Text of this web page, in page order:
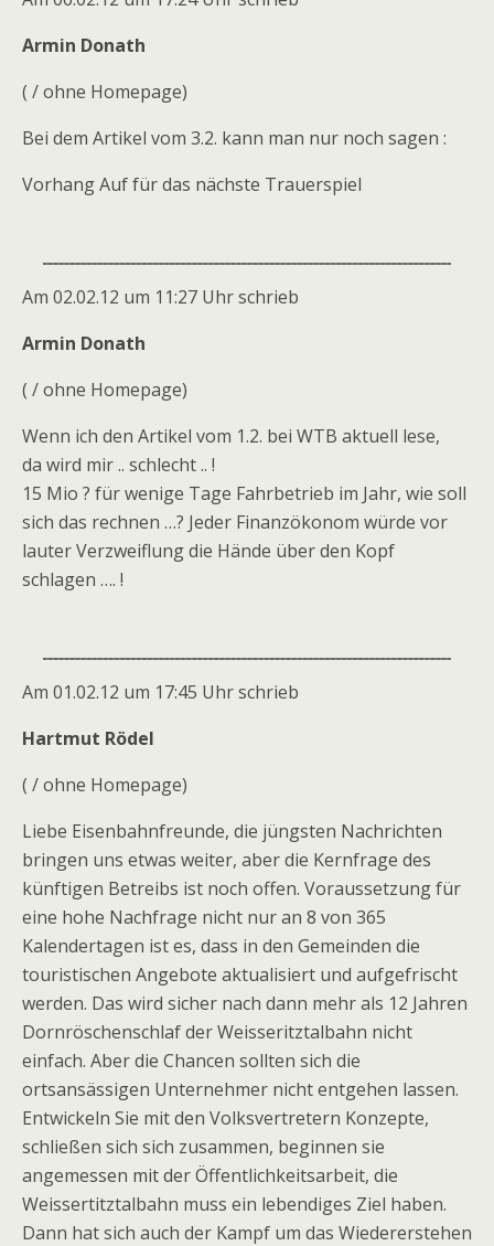
Armin Donath
( / ohne Homepage)
Bei dem Artikel vom 3.2. kann man nur noch sagen :
Vorhang Auf für das nächste Trauerspiel
Am 02.02.12 um 11:27 Uhr schrieb
Armin Donath
( / ohne Homepage)
Wenn ich den Artikel vom 1.2. bei WTB aktuell lese,
da wird mir .. schlecht .. !
15 Mio ? für wenige Tage Fahrbetrieb im Jahr, wie soll
sich das rechnen …? Jeder Finanzökonom würde vor
lauter Verzweiflung die Hände über den Kopf
schlagen …. !
Am 01.02.12 um 17:45 Uhr schrieb
Hartmut Rödel
( / ohne Homepage)
Liebe Eisenbahnfreunde, die jüngsten Nachrichten
bringen uns etwas weiter, aber die Kernfrage des
künftigen Betreibs ist noch offen. Voraussetzung für
eine hohe Nachfrage nicht nur an 8 von 365
Kalendertagen ist es, dass in den Gemeinden die
touristischen Angebote aktualisiert und aufgefrischt
werden. Das wird sicher nach dann mehr als 12 Jahren
Dornröschenschlaf der Weisseritztalbahn nicht
einfach. Aber die Chancen sollten sich die
ortsansässigen Unternehmer nicht entgehen lassen.
Entwickeln Sie mit den Volksvertretern Konzepte,
schließen sich sich zusammen, beginnen sie
angemessen mit der Öffentlichkeitsarbeit, die
Weissertitztalbahn muss ein lebendiges Ziel haben.
Dann hat sich auch der Kampf um das Wiedererstehen